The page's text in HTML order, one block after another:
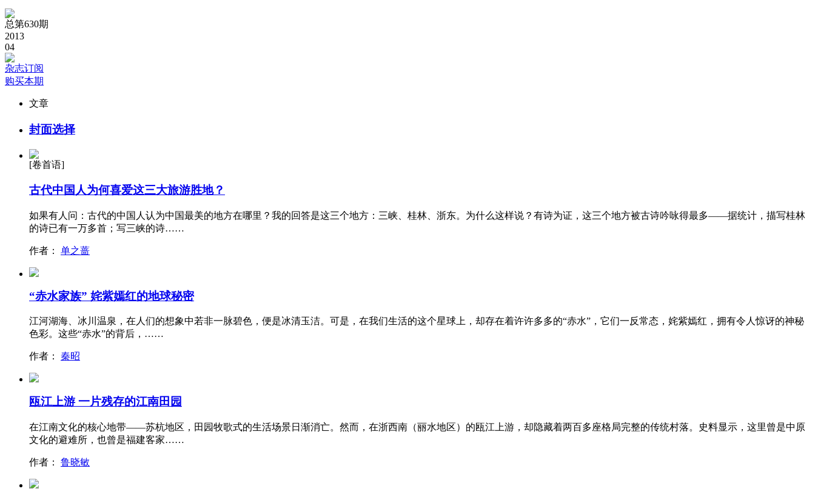
总第630期
2013
04
杂志订阅
购买本期
文章
封面选择
[卷首语]
古代中国人为何喜爱这三大旅游胜地？
如果有人问：古代的中国人认为中国最美的地方在哪里？我的回答是这三个地方：三峡、桂林、浙东。为什么这样说？有诗为证，这三个地方被古诗吟咏得最多——据统计，描写桂林
的诗已有一万多首；写三峡的诗……
作者： 单之蔷
“赤水家族” 姹紫嫣红的地球秘密
江河湖海、冰川温泉，在人们的想象中若非一脉碧色，便是冰清玉洁。可是，在我们生活的这个星球上，却存在着许许多多的“赤水”，它们一反常态，姹紫嫣红，拥有令人惊讶的神秘
色彩。这些“赤水”的背后，……
作者： 秦昭
瓯江上游 一片残存的江南田园
在江南文化的核心地带——苏杭地区，田园牧歌式的生活场景日渐消亡。然而，在浙西南（丽水地区）的瓯江上游，却隐藏着两百多座格局完整的传统村落。史料显示，这里曾是中原
文化的避难所，也曾是福建客家……
作者： 鲁晓敏